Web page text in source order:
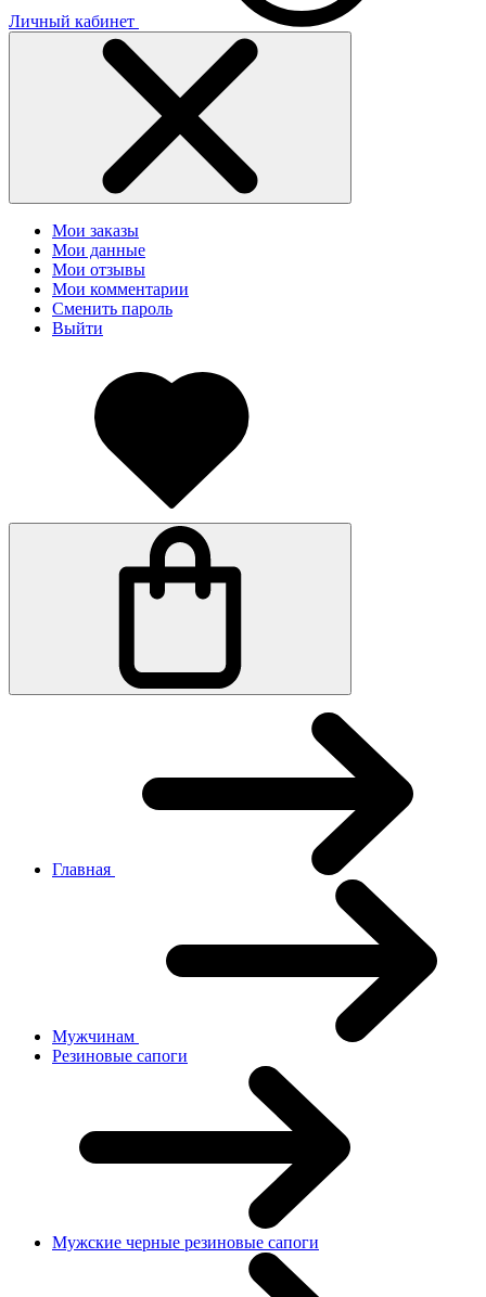
Личный кабинет
Мои заказы
Мои данные
Мои отзывы
Мои комментарии
Сменить пароль
Выйти
Главная
Мужчинам
Резиновые сапоги
Мужские черные резиновые сапоги